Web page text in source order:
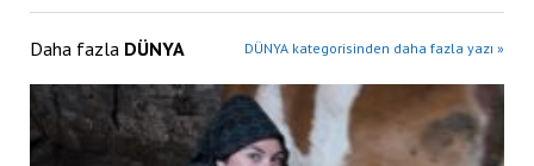
Daha fazla DÜNYA DÜNYA kategorisinden daha fazla yazı »